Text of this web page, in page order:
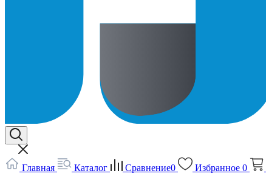
Главная Каталог Сравнение0 Избранное 0